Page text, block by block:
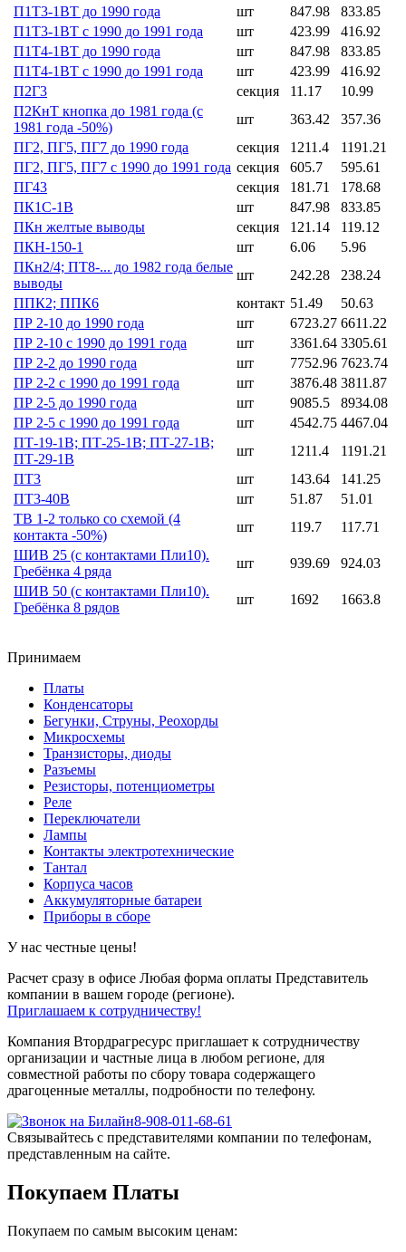
П1Т3-1ВТ до 1990 года шт 847.98
833.85
П1Т3-1ВТ с 1990 до 1991 года
шт 423.99
416.92
П1Т4-1ВТ до 1990 года
шт 847.98
833.85
П1Т4-1ВТ с 1990 до 1991 года
шт 423.99
416.92
П2Г3
секция 11.17
10.99
П2КнТ кнопка до 1981 года (с
1981 года -50%)
шт 363.42
357.36
ПГ2, ПГ5, ПГ7 до 1990 года
секция 1211.4
1191.21
ПГ2, ПГ5, ПГ7 с 1990 до 1991 года секция 605.7
595.61
ПГ43
секция 181.71
178.68
ПК1С-1В
шт 847.98
833.85
ПКн желтые выводы
секция 121.14
119.12
ПКН-150-1
шт 6.06
5.96
ПКн2/4; ПТ8-... до 1982 года белые
выводы
шт 242.28
238.24
ППК2; ППК6
контакт 51.49
50.63
ПР 2-10 до 1990 года
шт 6723.27 6611.22
ПР 2-10 с 1990 до 1991 года
шт 3361.64 3305.61
ПР 2-2 до 1990 года
шт 7752.96 7623.74
ПР 2-2 с 1990 до 1991 года
шт 3876.48 3811.87
ПР 2-5 до 1990 года
шт 9085.5
8934.08
ПР 2-5 с 1990 до 1991 года
шт 4542.75 4467.04
ПТ-19-1В; ПТ-25-1В; ПТ-27-1В;
ПТ-29-1В
шт 1211.4
1191.21
ПТ3
шт 143.64
141.25
ПТ3-40В
шт 51.87
51.01
ТВ 1-2 только со схемой (4
контакта -50%)
шт 119.7
117.71
ШИВ 25 (с контактами Пли10).
Гребёнка 4 ряда
шт 939.69
924.03
ШИВ 50 (с контактами Пли10).
Гребёнка 8 рядов
шт 1692 1663.8
Принимаем
Платы
Конденсаторы
Бегунки, Струны, Реохорды
Микросхемы
Транзисторы, диоды
Разъемы
Резисторы, потенциометры
Реле
Переключатели
Лампы
Контакты электротехнические
Тантал
Корпуса часов
Аккумуляторные батареи
Приборы в сборе
У нас честные цены!
Расчет сразу в офисе Любая форма оплаты Представитель
компании в вашем городе (регионе).
Приглашаем к сотрудничеству!
Компания Втордрагресурс приглашает к сотрудничеству
организации и частные лица в любом регионе, для
совместной работы по сбору товара содержащего
драгоценные металлы, подробности по телефону.
8-908-011-68-61
Связывайтесь с представителями компании по телефонам,
представленным на сайте.
Покупаем Платы
Покупаем по самым высоким ценам: